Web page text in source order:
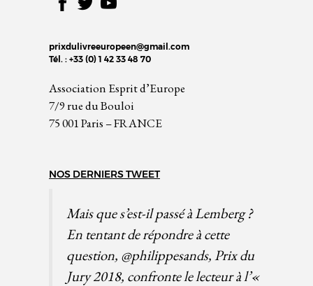
prixdulivreeuropeen@gmail.com
Tél. : +33 (0) 1 42 33 48 70
Association Esprit d’Europe
7/9 rue du Bouloi
75 001 Paris – FRANCE
NOS DERNIERS TWEET
Mais que s’est-il passé à Lemberg ?
En tentant de répondre à cette
question, @philippesands, Prix du
Jury 2018, confronte le lecteur à l’«